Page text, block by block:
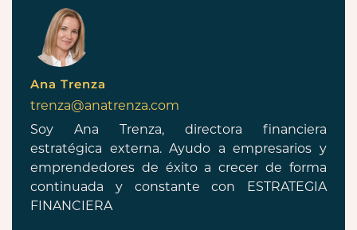
Ana Trenza
trenza@anatrenza.com
Soy Ana Trenza, directora financiera
estratégica externa. Ayudo a empresarios y
emprendedores de éxito a crecer de forma
continuada y constante con ESTRATEGIA
FINANCIERA